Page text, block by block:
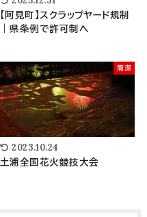
【阿見町】スクラップヤード規制
｜県条例で許可制へ
簡潔
2023.10.24
土浦全国花火競技大会